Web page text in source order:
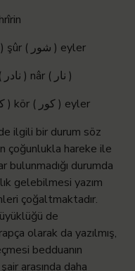
Ki fesâd-ı rakamı sûrumuzu ( سور ) şûr ( شور ) eyler
Gâh bir harf sukûtuyla kılar nâdiri ( نادر ) nâr ( نار )
Gâh bir nokta kusûruyla gözü ( كوز ) kör ( كور ) eyler
ilgili bir durum söz
çoğunlukla hareke ile
bulunmadığı durumda
gelebilmesi yazım
çoğaltmaktadır.
de
olarak da yazılmış,
bedduanın
arasında daha